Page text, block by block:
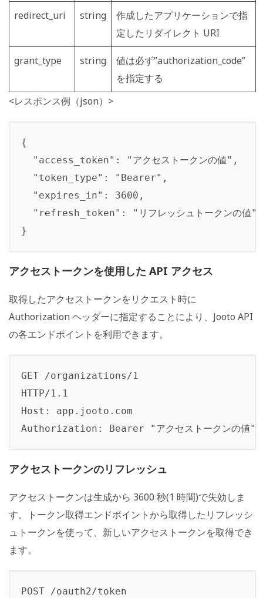
redirect_uri string
作成したアプリケーションで指
定したリダイレクト URI
grant_type string
値は必ず”authorization_code”
を指定する
<レスポンス例（json）>
{
  "access_token": "アクセストークンの値",
  "token_type": "Bearer",
  "expires_in": 3600,
  "refresh_token": "リフレッシュトークンの値"
}
アクセストークンを使用した API アクセス
取得したアクセストークンをリクエスト時に
Authorization ヘッダーに指定することにより、Jooto API
の各エンドポイントを利用できます。
GET /organizations/1
HTTP/1.1
Host: app.jooto.com
Authorization: Bearer "アクセストークンの値"
アクセストークンのリフレッシュ
アクセストークンは生成から 3600 秒(1 時間)で失効しま
す。トークン取得エンドポイントから取得したリフレッシ
ュトークンを使って、新しいアクセストークンを取得でき
ます。
POST /oauth2/token